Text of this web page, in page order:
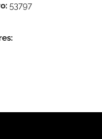
53797